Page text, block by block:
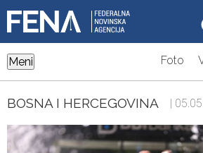
Meni Foto
BOSNA I HERCEGOVINA |